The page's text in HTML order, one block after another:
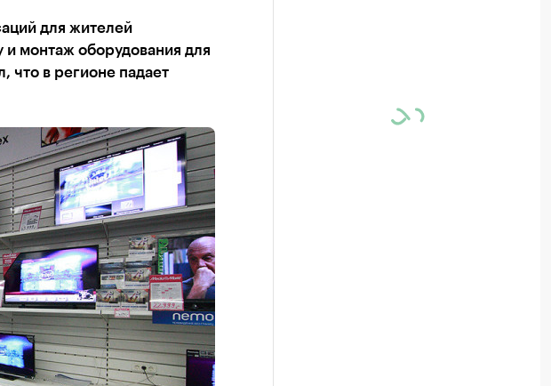
для жителей
и монтаж оборудования для
что в регионе падает